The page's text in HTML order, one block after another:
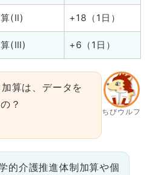
(Ⅱ) +18（1日）
算(Ⅲ) +6（1日）
ちびウルフ
算は、データを
？
的介護推進体制加算や個